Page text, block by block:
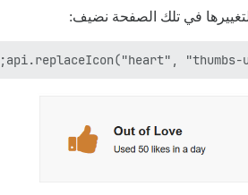
في تلك الصفحة نضيف:
api.replaceIcon("heart", "thumbs-